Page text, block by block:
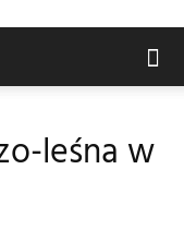
leśna w